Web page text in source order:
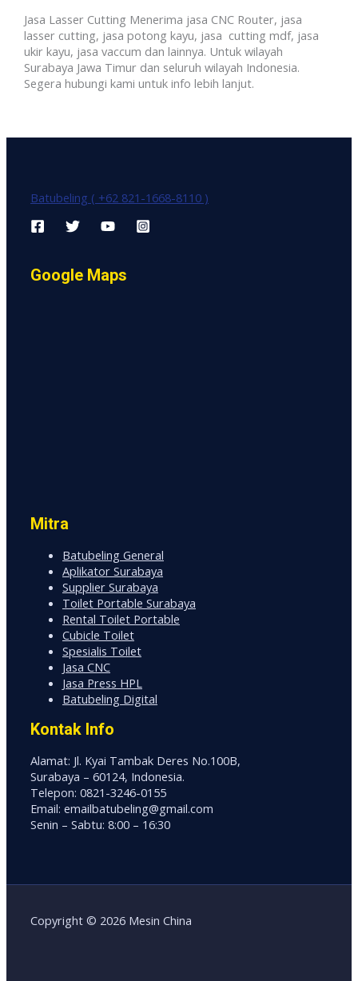
Jasa Lasser Cutting Menerima jasa CNC Router, jasa
lasser cutting, jasa potong kayu, jasa cutting mdf, jasa
ukir kayu, jasa vaccum dan lainnya. Untuk wilayah
Surabaya Jawa Timur dan seluruh wilayah Indonesia.
Segera hubungi kami untuk info lebih lanjut.
Batubeling ( +62 821-1668-8110 )
Google Maps
Mitra
Batubeling General
Aplikator Surabaya
Supplier Surabaya
Toilet Portable Surabaya
Rental Toilet Portable
Cubicle Toilet
Spesialis Toilet
Jasa CNC
Jasa Press HPL
Batubeling Digital
Kontak Info
Alamat: Jl. Kyai Tambak Deres No.100B,
Surabaya – 60124, Indonesia.
Telepon: 0821-3246-0155
Email: emailbatubeling@gmail.com
Senin – Sabtu: 8:00 – 16:30
Copyright © 2026 Mesin China